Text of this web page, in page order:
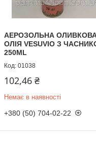
АЕРОЗОЛЬНА
ОЛІЯ VESUVIO З
250ML
01038
102,46 ₴
Немає в наявності
+380 (50) 704-02-22